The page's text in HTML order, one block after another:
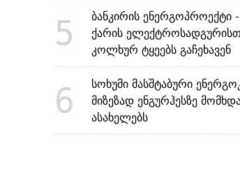
5
ბანკირის ენერგოპროექტი
ქარის
კოლხურ ტყეებს გაჩეხავენ
6
სოხუმი მასშტაბური
მიზეზად ენგურჰესზე
ასახელებს